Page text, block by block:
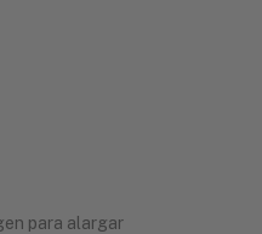
para alargar